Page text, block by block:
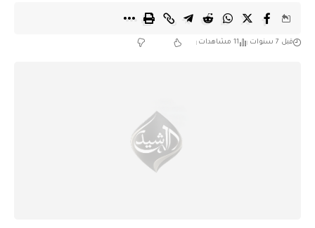
قبل 7 سنوات 11 مشاهدات